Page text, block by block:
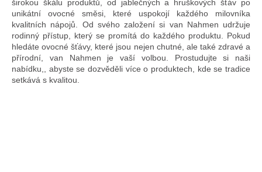
širokou škálu produktů, od jablečných a hruškových šťáv po
unikátní ovocné směsi, které uspokojí každého milovníka
kvalitních nápojů. Od svého založení si van Nahmen udržuje
rodinný přístup, který se promítá do každého produktu. Pokud
hledáte ovocné šťávy, které jsou nejen chutné, ale také zdravé a
přírodní, van Nahmen je vaší volbou. Prostudujte si naši
nabídku,, abyste se dozvěděli více o produktech, kde se tradice
setkává s kvalitou.